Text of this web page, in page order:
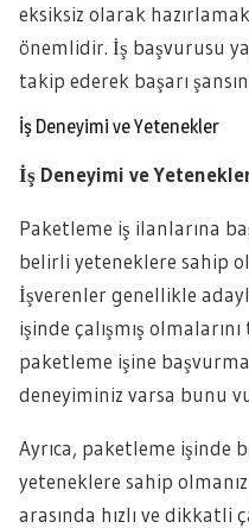
eksiksiz olarak
önemlidir. İş başvurusu
takip ederek başarı
İş Deneyimi ve Yetenekler
İş Deneyimi ve
Paketleme iş ilanlarına
belirli yeteneklere sahip
İşverenler genellikle
işinde çalışmış
paketleme işine
deneyiminiz varsa bunu
Ayrıca, paketleme işinde
yeteneklere sahip
arasında hızlı ve dikkatli